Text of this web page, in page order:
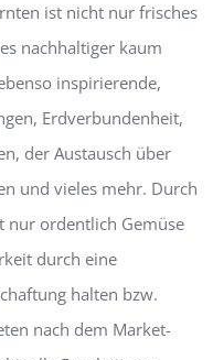
ist nicht nur frisches
nachhaltiger kaum
inspirierende,
Erdverbundenheit,
der Austausch über
und vieles mehr. Durch
nur ordentlich Gemüse
durch eine
halten bzw.
nach dem Market-